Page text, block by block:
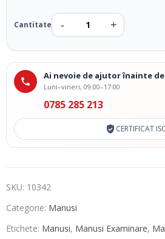
Ai nevoie de ajutor înainte de
Luni–vineri, 09:00–17:00
0785 285 213
CERTIFICAT
SKU: 10342
Categorie: Manusi
Etichete: Manusi, Manusi Examinare,